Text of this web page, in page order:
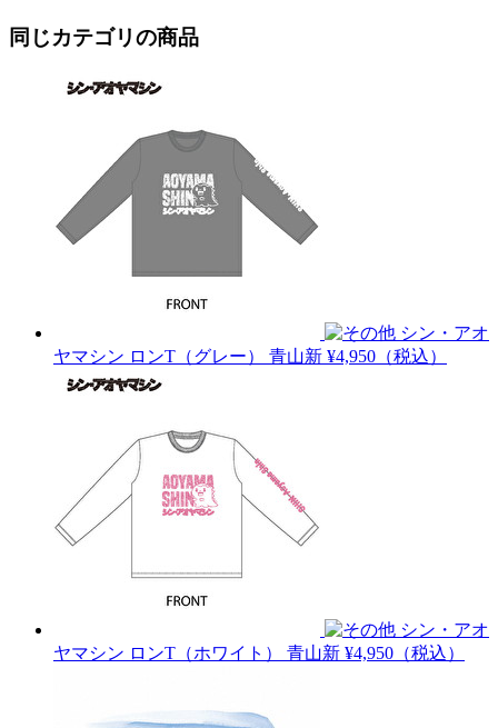
同じカテゴリの商品
シン・アオ
ヤマシン ロンT（グレー） 青山新 ¥4,950（税込）
シン・アオ
ヤマシン ロンT（ホワイト） 青山新 ¥4,950（税込）